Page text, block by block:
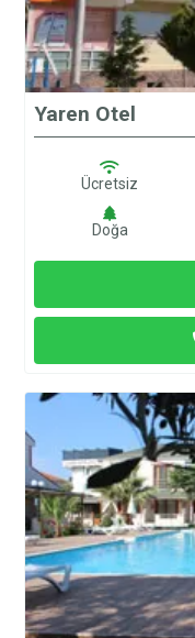
Yaren Otel
Ücretsiz
Doğa